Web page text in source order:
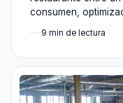
consumen,
9 min de lectura